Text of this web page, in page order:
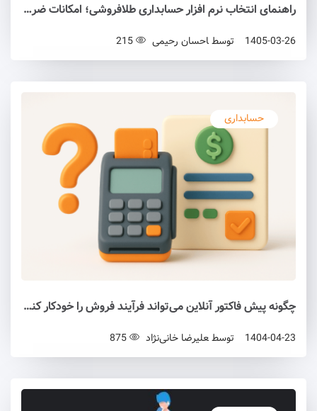
راهنمای انتخاب نرم افزار حسابداری طلافروشی؛ امکانات ضروری و نکات کلیدی
1405-03-26 توسط احسان رحیمی
حسابداری
چگونه پیش فاکتور آنلاین می‌تواند فرآیند فروش را خودکار کند؟
1404-04-23 توسط علیرضا خانی‌نژاد